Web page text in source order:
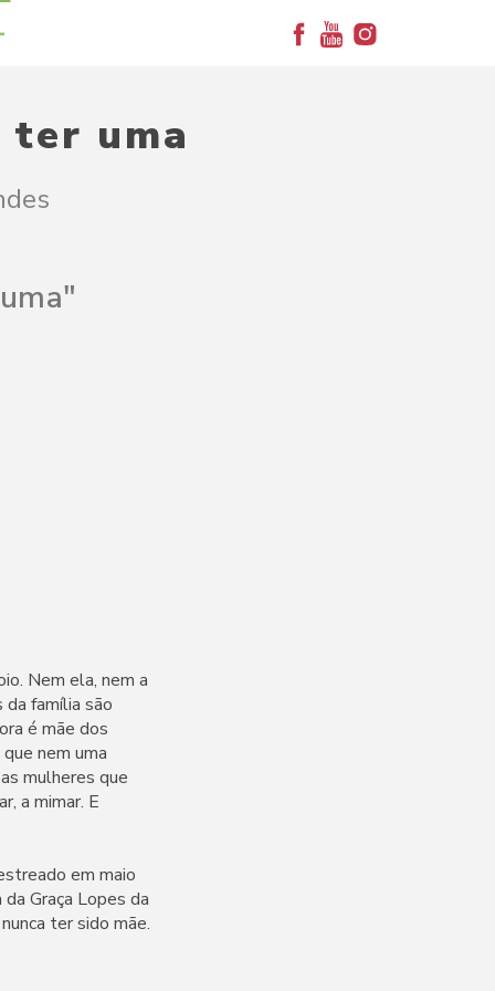
uma
Nem ela, nem a
da família são
é mãe dos
nem uma
mulheres que
a mimar. E
em maio
Graça Lopes da
ter sido mãe.